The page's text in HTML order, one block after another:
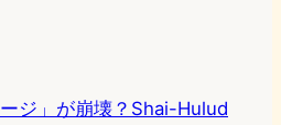
ージ」が崩壊？Shai-Hulud